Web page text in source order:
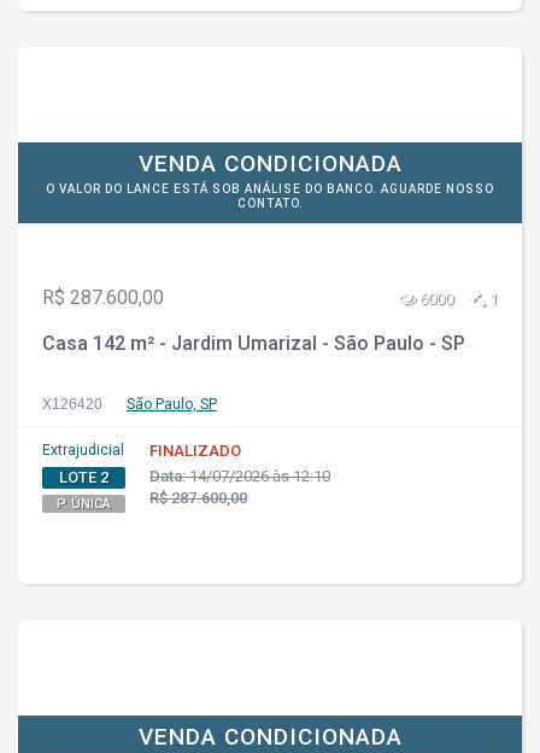
VENDA CONDICIONADA
O VALOR DO LANCE ESTÁ SOB ANÁLISE DO BANCO. AGUARDE NOSSO
CONTATO.
R$ 287.600,00 6000 1
Casa 142 m² - Jardim Umarizal - São Paulo - SP
X126420 São Paulo, SP
Extrajudicial
LOTE 2
P. ÚNICA
FINALIZADO
Data:14/07/2026 às 12:10
R$ 287.600,00
VENDA CONDICIONADA